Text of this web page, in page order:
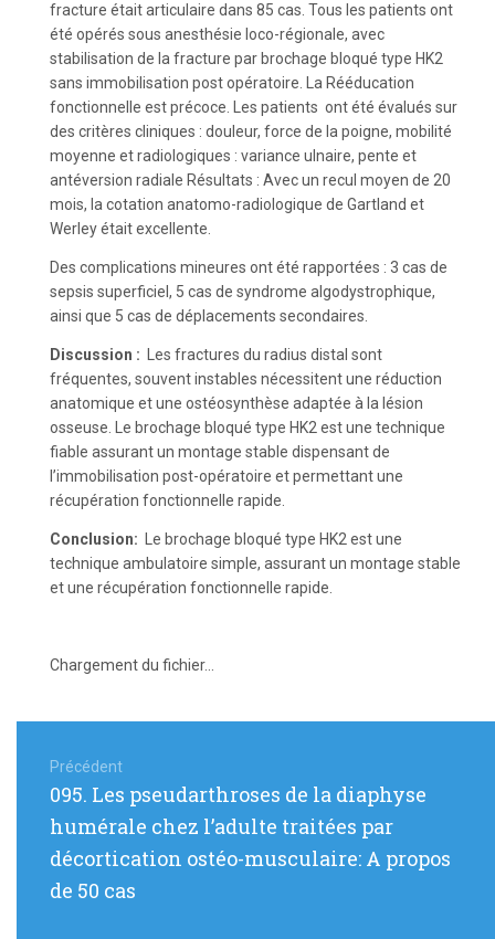
fracture était articulaire dans 85 cas. Tous les patients ont
été opérés sous anesthésie loco-régionale, avec
stabilisation de la fracture par brochage bloqué type HK2
sans immobilisation post opératoire. La Rééducation
fonctionnelle est précoce. Les patients ont été évalués sur
des critères cliniques : douleur, force de la poigne, mobilité
moyenne et radiologiques : variance ulnaire, pente et
antéversion radiale Résultats : Avec un recul moyen de 20
mois, la cotation anatomo-radiologique de Gartland et
Werley était excellente.
Des complications mineures ont été rapportées : 3 cas de
sepsis superficiel, 5 cas de syndrome algodystrophique,
ainsi que 5 cas de déplacements secondaires.
Discussion :
Les fractures du radius distal sont
fréquentes, souvent instables nécessitent une réduction
anatomique et une ostéosynthèse adaptée à la lésion
osseuse. Le brochage bloqué type HK2 est une technique
fiable assurant un montage stable dispensant de
l’immobilisation post-opératoire et permettant une
récupération fonctionnelle rapide.
Conclusion:
Le brochage bloqué type HK2 est une
technique ambulatoire simple, assurant un montage stable
et une récupération fonctionnelle rapide.
Chargement du fichier...
de
l’article
Précédent
Article
:
095. Les pseudarthroses de la diaphyse
humérale chez l’adulte traitées par
décortication ostéo-musculaire: A propos
de 50 cas